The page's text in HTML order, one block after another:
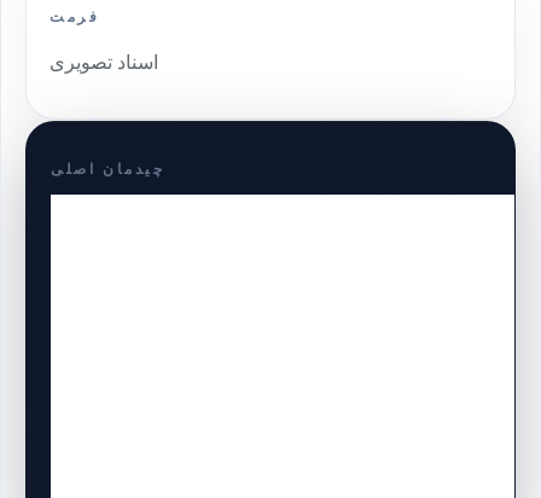
فرمت
اسناد تصویری
چیدمان اصلی